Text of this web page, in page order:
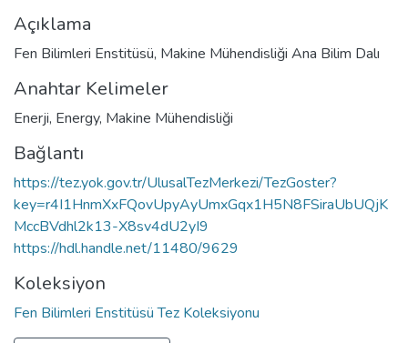
Açıklama
Fen Bilimleri Enstitüsü, Makine Mühendisliği Ana Bilim Dalı
Anahtar Kelimeler
Enerji, Energy, Makine Mühendisliği
Bağlantı
https://tez.yok.gov.tr/UlusalTezMerkezi/TezGoster?
key=r4I1HnmXxFQovUpyAyUmxGqx1H5N8FSiraUbUQjK
MccBVdhl2k13-X8sv4dU2yI9
https://hdl.handle.net/11480/9629
Koleksiyon
Fen Bilimleri Enstitüsü Tez Koleksiyonu